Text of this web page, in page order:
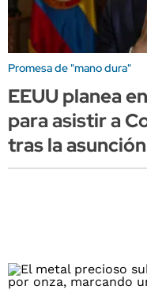
Promesa de "mano dura"
EEUU planea
para asistir a
tras la